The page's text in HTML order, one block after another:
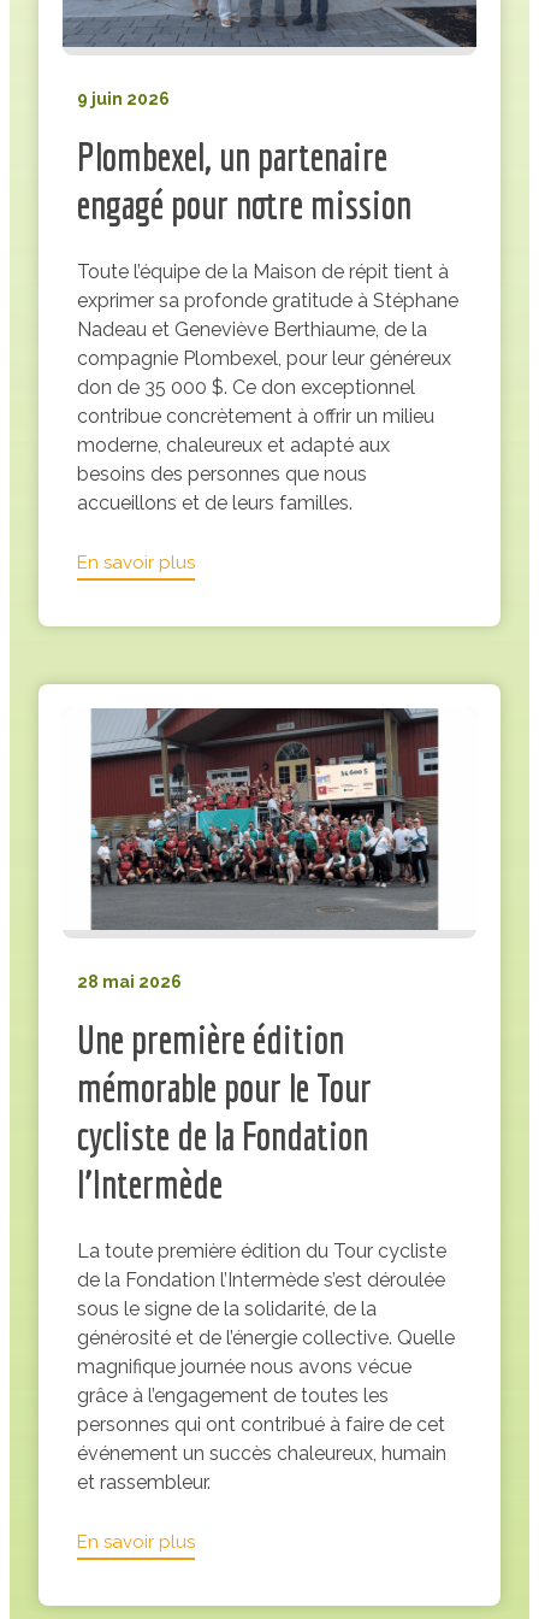
juin
9 juin 2026
Plombexel, un partenaire
engagé pour notre mission
Toute l’équipe de la Maison de répit tient à
exprimer sa profonde gratitude à Stéphane
Nadeau et Geneviève Berthiaume, de la
compagnie Plombexel, pour leur généreux
don de 35 000 $. Ce don exceptionnel
contribue concrètement à offrir un milieu
moderne, chaleureux et adapté aux
besoins des personnes que nous
accueillons et de leurs familles.
En savoir plus:
Plombexel,
notre
mission
28 mai 2026
Une première édition
mémorable pour le Tour
cycliste de la Fondation
l’Intermède
La toute première édition du Tour cycliste
de la Fondation l’Intermède s’est déroulée
sous le signe de la solidarité, de la
générosité et de l’énergie collective. Quelle
magnifique journée nous avons vécue
grâce à l’engagement de toutes les
personnes qui ont contribué à faire de cet
événement un succès chaleureux, humain
et rassembleur.
En savoir plus:
Une